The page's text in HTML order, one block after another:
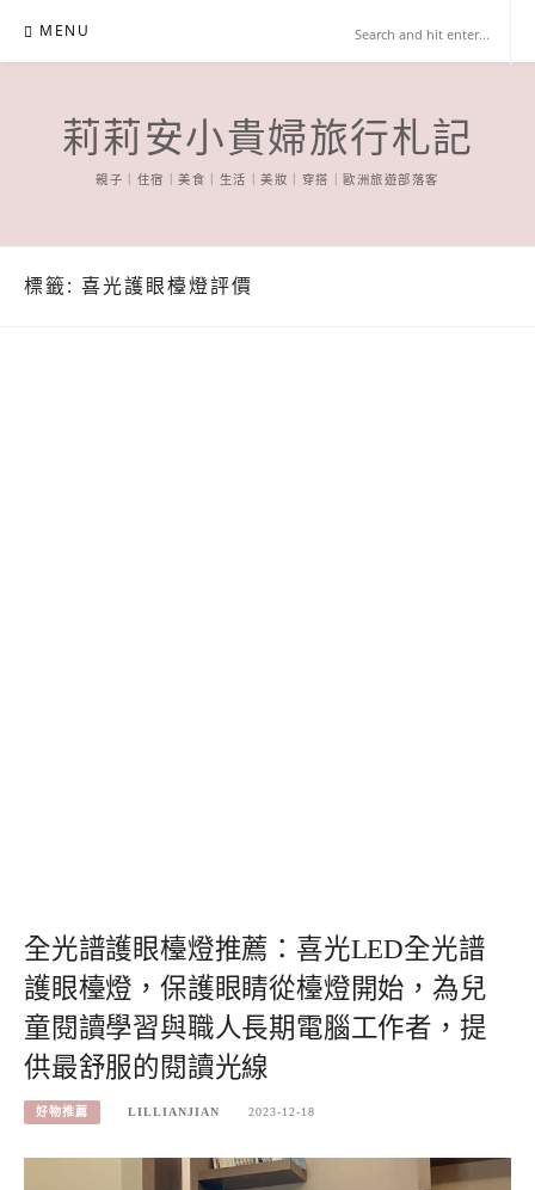
content
MENU
莉莉安小貴婦旅行札記
親子｜住宿｜美食｜生活｜美妝｜穿搭｜歐洲旅遊部落客
標籤: 喜光護眼檯燈評價
全光譜護眼檯燈推薦：喜光LED全光譜
護眼檯燈，保護眼睛從檯燈開始，為兒
童閱讀學習與職人長期電腦工作者，提
供最舒服的閱讀光線
好物推薦 LILLIANJIAN 2023-12-18